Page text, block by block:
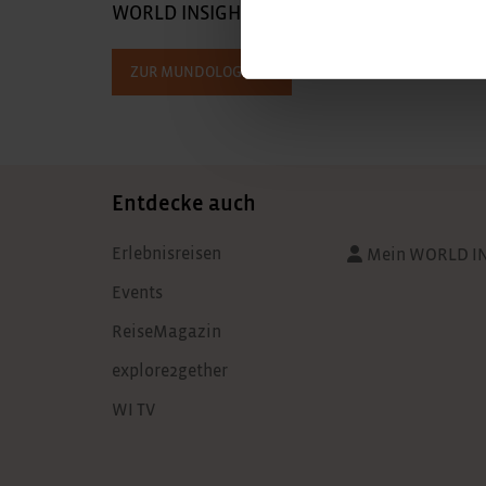
WORLD INSIGHT ist Präsentator von
ZUR MUNDOLOGIA
Entdecke auch
Erlebnisreisen
Events
ReiseMagazin
explore2gether
WI TV
Mein WORLD